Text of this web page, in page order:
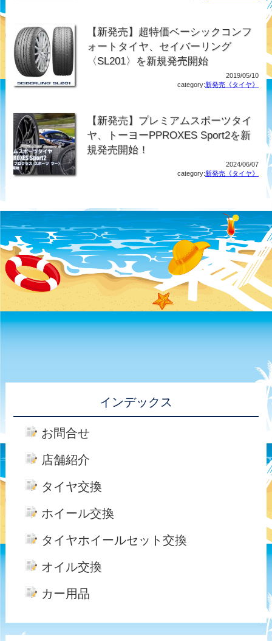
【新発売】超特価ベーシックコンフ
ォートタイヤ、セイバーリング
〈SL201〉を新規発売開始
2019/05/10
category:新発売《タイヤ》
【新発売】プレミアムスポーツタイ
ヤ、トーヨーPPROXES Sport2を新
規発売開始！
2024/06/07
category:新発売《タイヤ》
インデックス
お問合せ
店舗紹介
タイヤ交換
ホイール交換
タイヤホイールセット交換
オイル交換
カー用品